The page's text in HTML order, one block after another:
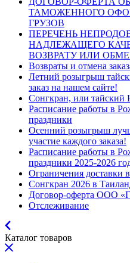
ТАМОЖЕННОГО
ГРУЗОВ
ПЕРЕЧЕНЬ
НАДЛЕЖАЩЕГО
ВОЗВРАТУ ИЛИ
Возвраты и отмена
Летний розыгрыш
заказ на нашем сайте!
Сонгкран, или тайский
Расписание работы в
праздники
Осенний розыгрыш
участие каждого заказа!
Расписание работы в
праздники 2025-2026
Ограничения
Сонгкран 2026 в
Договор-оферта ООО
Отслеживание
Каталог товаров